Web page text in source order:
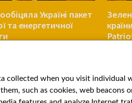
Україні пакет
та енергетичної
collected when you visit
such as cookies, web